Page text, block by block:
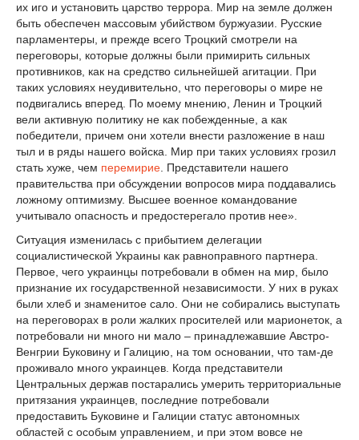
их иго и установить царство террора. Мир на земле должен
быть обеспечен массовым убийством буржуазии. Русские
парламентеры, и прежде всего Троцкий смотрели на
переговоры, которые должны были примирить сильных
противников, как на средство сильнейшей агитации. При
таких условиях неудивительно, что переговоры о мире не
подвигались вперед. По моему мнению, Ленин и Троцкий
вели активную политику не как побежденные, а как
победители, причем они хотели внести разложение в наш
тыл и в ряды нашего войска. Мир при таких условиях грозил
стать хуже, чем перемирие. Представители нашего
правительства при обсуждении вопросов мира поддавались
ложному оптимизму. Высшее военное командование
учитывало опасность и предостерегало против нее».
Ситуация изменилась с прибытием делегации
социалистической Украины как равноправного партнера.
Первое, чего украинцы потребовали в обмен на мир, было
признание их государственной независимости. У них в руках
были хлеб и знаменитое сало. Они не собирались выступать
на переговорах в роли жалких просителей или марионеток, а
потребовали ни много ни мало – принадлежавшие Австро-
Венгрии Буковину и Галицию, на том основании, что там-де
проживало много украинцев. Когда представители
Центральных держав постарались умерить территориальные
притязания украинцев, последние потребовали
предоставить Буковине и Галиции статус автономных
областей с особым управлением, и при этом вовсе не